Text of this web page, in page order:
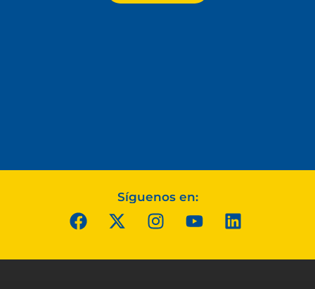
Síguenos en: